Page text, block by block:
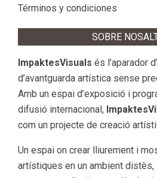
Términos y condiciones
SOBRE
ImpaktesVisuals és l’aparador
d’avantguarda artística sense
Amb un espai d’exposició i
difusió internacional,
com un projecte de creació
Un espai on crear lliurement i
artístiques en un ambient